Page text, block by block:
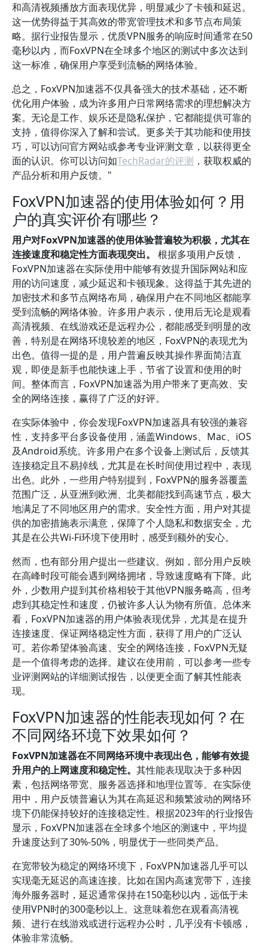
和高清视频播放方面表现优异，明显减少了卡顿和延迟。
这一优势得益于其高效的带宽管理技术和多节点布局策
略。据行业报告显示，优质VPN服务的响应时间通常在50
毫秒以内，而FoxVPN在全球多个地区的测试中多次达到
这一标准，确保用户享受到流畅的网络体验。
总之，FoxVPN加速器不仅具备强大的技术基础，还不断
优化用户体验，成为许多用户日常网络需求的理想解决方
案。无论是工作、娱乐还是隐私保护，它都能提供可靠的
支持，值得你深入了解和尝试。更多关于其功能和使用技
巧，可以访问官方网站或参考专业评测文章，以获得更全
面的认识。你可以访问如TechRadar的评测 ，获取权威的
产品分析和用户反馈。"
FoxVPN加速器的使用体验如何？用
户的真实评价有哪些？
用户对FoxVPN加速器的使用体验普遍较为积极，尤其在
连接速度和稳定性方面表现突出。
根据多项用户反馈，
FoxVPN加速器在实际使用中能够有效提升国际网站和应
用的访问速度，减少延迟和卡顿现象。这得益于其先进的
加密技术和多节点网络布局，确保用户在不同地区都能享
受到流畅的网络体验。许多用户表示，使用后无论是观看
高清视频、在线游戏还是远程办公，都能感受到明显的改
善，特别是在网络环境较差的地区，FoxVPN的表现尤为
出色。值得一提的是，用户普遍反映其操作界面简洁直
观，即使是新手也能快速上手，节省了设置和使用的时
间。整体而言，FoxVPN加速器为用户带来了更高效、安
全的网络连接，赢得了广泛的好评。
在实际体验中，你会发现FoxVPN加速器具有较强的兼容
性，支持多平台多设备使用，涵盖Windows、Mac、iOS
及Android系统。许多用户在多个设备上测试后，反馈其
连接稳定且不易掉线，尤其是在长时间使用过程中，表现
出色。此外，一些用户特别提到，FoxVPN的服务器覆盖
范围广泛，从亚洲到欧洲、北美都能找到高速节点，极大
地满足了不同地区用户的需求。安全性方面，用户对其提
供的加密措施表示满意，保障了个人隐私和数据安全，尤
其是在公共Wi-Fi环境下使用时，感受到额外的安心。
然而，也有部分用户提出一些建议。例如，部分用户反映
在高峰时段可能会遇到网络拥堵，导致速度略有下降。此
外，少数用户提到其价格相较于其他VPN服务略高，但考
虑到其稳定性和速度，仍被许多人认为物有所值。总体来
看，FoxVPN加速器的用户体验表现优异，尤其是在提升
连接速度、保证网络稳定性方面，获得了用户的广泛认
可。若你希望体验高速、安全的网络连接，FoxVPN无疑
是一个值得考虑的选择。建议在使用前，可以参考一些专
业评测网站的详细测试报告，以便更全面了解其性能表
现。
FoxVPN加速器的性能表现如何？在
不同网络环境下效果如何？
FoxVPN加速器在不同网络环境中表现出色，能够有效提
升用户的上网速度和稳定性。 其性能表现取决于多种因
素，包括网络带宽、服务器选择和地理位置等。在实际使
用中，用户反馈普遍认为其在高延迟和频繁波动的网络环
境下仍能保持较好的连接稳定性。根据2023年的行业报告
显示，FoxVPN加速器在全球多个地区的测速中，平均提
升速度达到了30%-50%，明显优于一些同类产品。
在宽带较为稳定的网络环境下，FoxVPN加速器几乎可以
实现毫无延迟的高速连接。比如在国内高速宽带下，连接
海外服务器时，延迟通常保持在150毫秒以内，远低于未
使用VPN时的300毫秒以上。这意味着您在观看高清视
频、进行在线游戏或进行远程办公时，几乎没有卡顿感，
体验非常流畅。